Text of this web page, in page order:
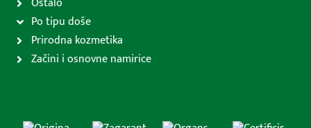
Po tipu doše
Prirodna kozmetika
Začini i osnovne namirice